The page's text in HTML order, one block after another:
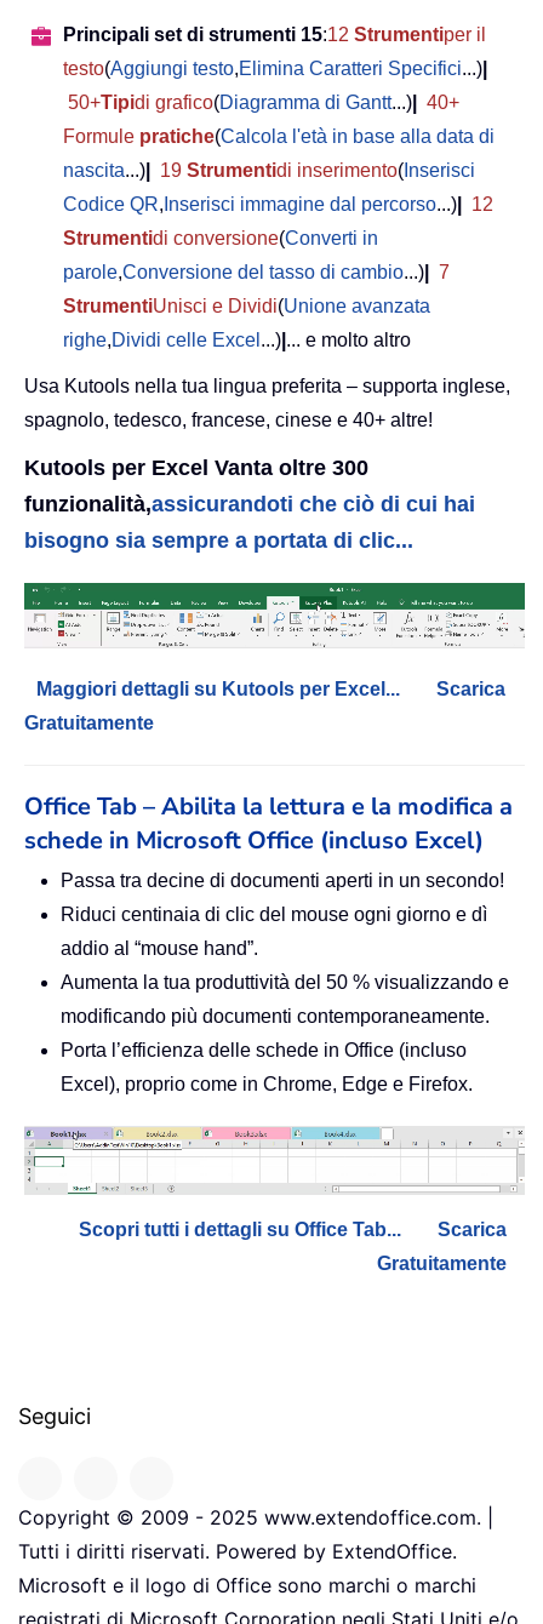
Principali set di strumenti 15:12 Strumentiper il
testo(Aggiungi testo,Elimina Caratteri Specifici...)
50+Tipidi grafico(Diagramma di Gantt...)
40+
Formule pratiche(Calcola l'età in base alla data di
nascita...) 19 Strumentidi inserimento( Inserisci
Codice QR, Inserisci immagine dal percorso...)
12
Strumentidi conversione(Converti in
parole,Conversione del tasso di cambio...)
7
StrumentiUnisci e Dividi(Unione avanzata
righe,Dividi celle Excel ...) ... e molto altro
Usa Kutools nella tua lingua preferita – supporta inglese,
spagnolo, tedesco, francese, cinese e 40+ altre!
Kutools per Excel Vanta oltre 300
funzionalità,assicurandoti che ciò di cui hai
bisogno sia sempre a portata di clic...
Maggiori dettagli su Kutools per Excel...
Scarica
Gratuitamente
Office Tab – Abilita la lettura e la modifica a
schede in Microsoft Office (incluso Excel)
Passa tra decine di documenti aperti in un secondo!
Riduci centinaia di clic del mouse ogni giorno e dì
addio al “mouse hand”.
Aumenta la tua produttività del 50 % visualizzando e
modificando più documenti contemporaneamente.
Porta l’efficienza delle schede in Office (incluso
Excel), proprio come in Chrome, Edge e Firefox.
Scopri tutti i dettagli su Office Tab...
Scarica
Gratuitamente
Seguici
Copyright © 2009 - 2025 www.extendoffice.com. |
Tutti i diritti riservati. Powered by ExtendOffice.
Microsoft e il logo di Office sono marchi o marchi